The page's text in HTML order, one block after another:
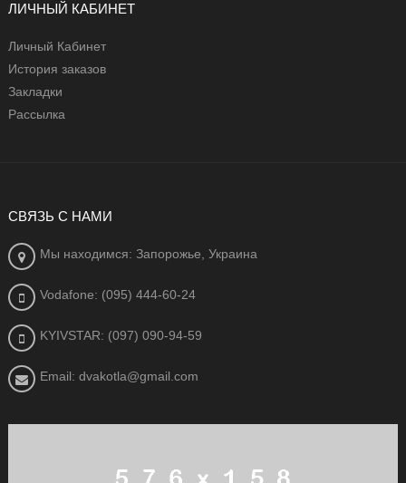
ЛИЧНЫЙ КАБИНЕТ
Личный Кабинет
История заказов
Закладки
Рассылка
СВЯЗЬ С НАМИ
Мы находимся: Запорожье, Украина
Vodafone: (095) 444-60-24
KYIVSTAR: (097) 090-94-59
Email: dvakotla@gmail.com